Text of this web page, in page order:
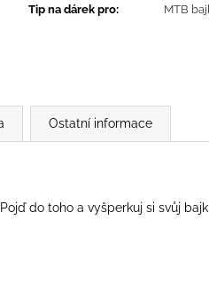
Tip na dárek pro: MTB
Ostatní informace
do toho a vyšperkuj si svůj